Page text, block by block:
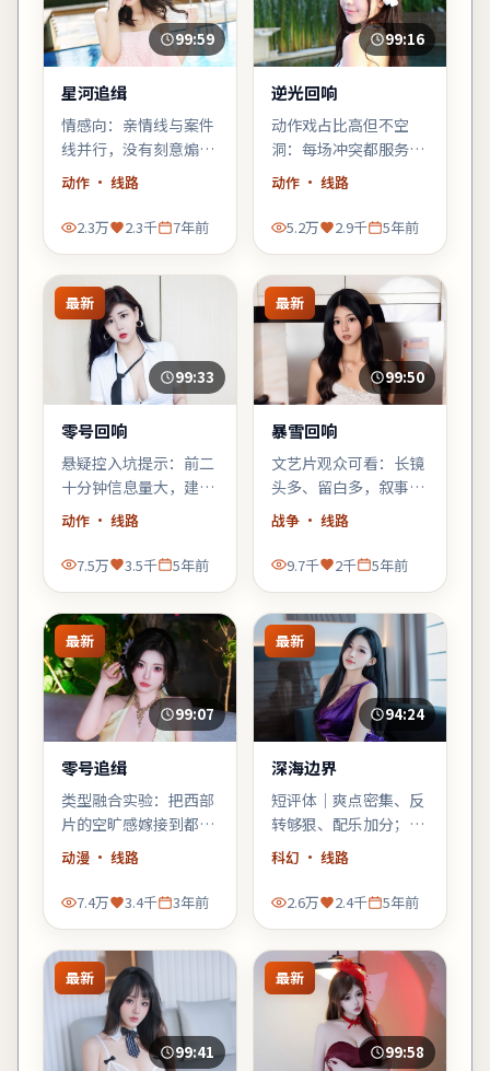
99:59
星河追缉
情感向：亲情线与案件
线并行，没有刻意煽
情，却在车站告别那场
动作· 线路
2.3万 2.3千 7年前
99:16
逆光回响
动作戏占比高但不空
洞：每场冲突都服务于
人物弧光，郭帆擅长的
稳。
动作 · 线路
5.2万 2.9千 5年前
最新
99:33
零号回响
悬疑控入坑提示：前二
十分钟信息量大，建议
少看手机；错过一句台
词可能就跟不上推理。
动作· 线路
7.5万 3.5千 5年前
最新
99:50
暴雪回响
文艺片观众可看：长镜
头多、留白多，叙事偏
「氛围先行」，不耐心
的观众需调整预期。
战争 · 线路
9.7千 2千 5年前
最新
99:07
零号追缉
类型融合实验：把西部
片的空旷感嫁接到都市
霓虹里，观感新奇，口
碑可能两极——但讨论
度一定不低。
动漫· 线路
7.4万 3.4千 3年前
最新
94:24
深海边界
短评体｜爽点密集、反
转够狠、配乐加分；缺
点是个别配角工具人
好者一试。
科幻 · 线路
2.6万 2.4千 5年前
最新
99:41
最新
99:58